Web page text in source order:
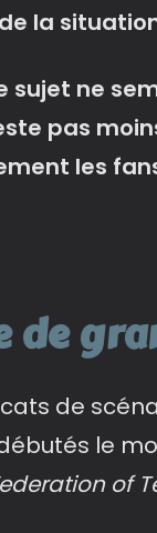
la
sujet ne
pas
les
de
de
le
of